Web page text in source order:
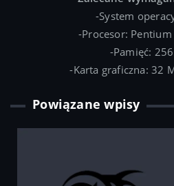
-System
-Procesor:
-Pamięć:
-Karta graficzna: 32
Powiązane wpisy